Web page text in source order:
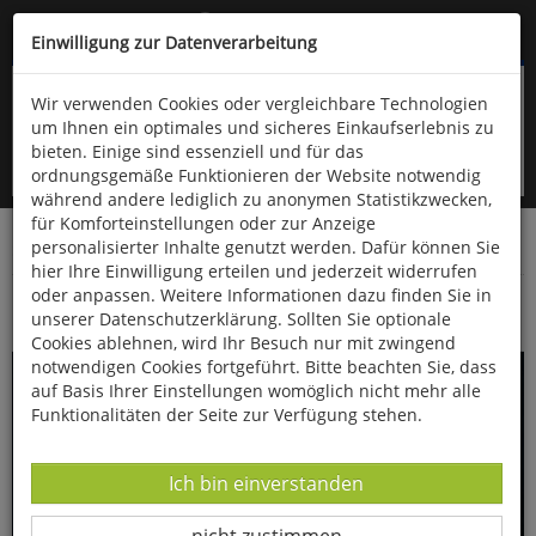
Kompletten Head der Seite überspringen
oder (06766) 9323-960
Startseite Bücher Biologie allgemein Diverses
Wer wir waren
Einwilligung zur Datenverarbeitung
Wir verwenden Cookies oder vergleichbare Technologien
um Ihnen ein optimales und sicheres Einkaufserlebnis zu
bieten. Einige sind essenziell und für das
ordnungsgemäße Funktionieren der Website notwendig
während andere lediglich zu anonymen Statistikzwecken,
für Komforteinstellungen oder zur Anzeige
personalisierter Inhalte genutzt werden. Dafür können Sie
hier Ihre Einwilligung erteilen und jederzeit widerrufen
oder anpassen. Weitere Informationen dazu finden Sie in
unserer Datenschutzerklärung. Sollten Sie optionale
Cookies ablehnen, wird Ihr Besuch nur mit zwingend
notwendigen Cookies fortgeführt. Bitte beachten Sie, dass
auf Basis Ihrer Einstellungen womöglich nicht mehr alle
Funktionalitäten der Seite zur Verfügung stehen.
Datenverarbeitung -
Ich bin einverstanden